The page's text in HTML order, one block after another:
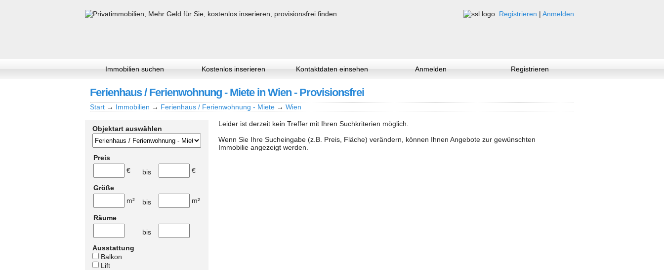
Registrieren | Anmelden
Immobilien suchen Kostenlos inserieren Kontaktdaten einsehen Anmelden Registrieren
Ferienhaus / Ferienwohnung - Miete in Wien - Provisionsfrei
Start → Immobilien → Ferienhaus / Ferienwohnung - Miete → Wien
Objektart auswählen
Preis
€
bis €
Größe
m²
bis m²
Räume
bis
Ausstattung
Balkon
Lift
Leider ist derzeit kein Treffer mit Ihren Suchkriterien möglich.
Wenn Sie Ihre Sucheingabe (z.B. Preis, Fläche) verändern, können Ihnen Angebote zur gewünschten
Immobilie angezeigt werden.